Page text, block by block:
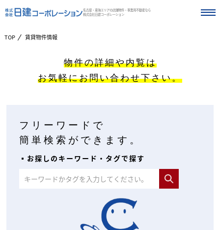
名古屋・東海エリアの店舗物件・事業用不動産なら
株式会社日建コーポレーション
TOP 賃貸物件情報
物件の詳細や内覧は
お気軽にお問い合わせ下さい。
フリーワードで
簡単検索ができます。
▪︎お探しのキーワード・タグで探す